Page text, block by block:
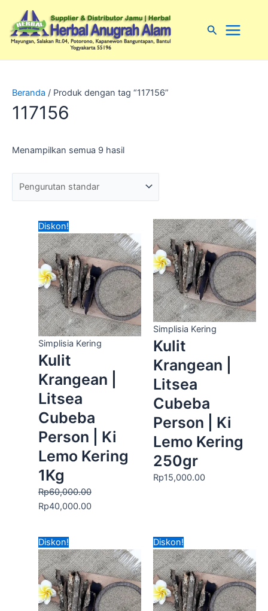
konten
CariMenu
Beranda / Produk dengan tag “117156”
117156
Menampilkan semua 9 hasil
Diskon!
Simplisia Kering
Kulit
Krangean |
Litsea
Cubeba
Person | Ki
Lemo Kering
1Kg
Rp60,000.00
Harga
aslinya
adalah:
Rp60,000.00.
Rp40,000.00
saat
ini
adalah:
Rp40,000.00.
Simplisia Kering
Kulit
Krangean |
Litsea
Cubeba
Person | Ki
Lemo Kering
250gr
Rp15,000.00
Diskon!
Harga
aslinya
adalah:
Rp30,000.00.
saat
ini
adalah:
Rp25,000.00.
Diskon!
Harga
aslinya
adalah:
Rp80,000.00.
saat
ini
adalah:
Rp50,000.00.